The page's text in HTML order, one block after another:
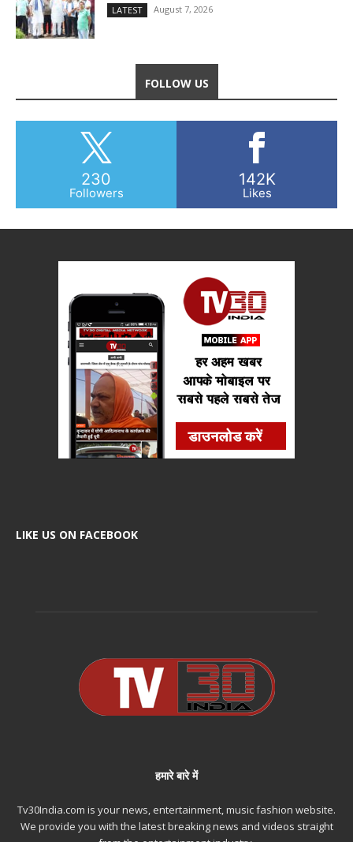
LATEST August 7, 2026
FOLLOW US
230
Followers
142K
Likes
LIKE US ON FACEBOOK
हमारे बारे में
Tv30India.com is your news, entertainment, music fashion website.
We provide you with the latest breaking news and videos straight